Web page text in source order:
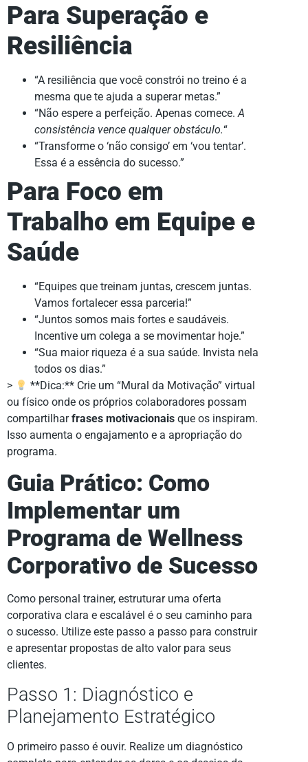
Para Superação e
Resiliência
“A resiliência que você constrói no treino é a
mesma que te ajuda a superar metas.”
“Não espere a perfeição. Apenas comece.A
consistência vence qualquer obstáculo.“
“Transforme o ‘não consigo’ em ‘vou tentar’.
Essa é a essência do sucesso.”
Para Foco em
Trabalho em Equipe e
Saúde
“Equipes que treinam juntas, crescem juntas.
Vamos fortalecer essa parceria!”
“Juntos somos mais fortes e saudáveis.
Incentive um colega a se movimentar hoje.”
“Sua maior riqueza é a sua saúde. Invista nela
todos os dias.”
>
**Dica:** Crie um “Mural da Motivação” virtual
ou físico onde os próprios colaboradores possam
compartilharfrases motivacionais que os inspiram.
Isso aumenta o engajamento e a apropriação do
programa.
Guia Prático: Como
Implementar um
Programa de Wellness
Corporativo de Sucesso
Como personal trainer, estruturar uma oferta
corporativa clara e escalável é o seu caminho para
o sucesso. Utilize este passo a passo para construir
e apresentar propostas de alto valor para seus
clientes.
Passo 1: Diagnóstico e
Planejamento Estratégico
O primeiro passo é ouvir. Realize um diagnóstico